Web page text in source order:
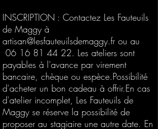
INSCRIPTION : Contactez Les Fauteuils
de Maggy à
artisan@lesfauteuilsdemaggy.fr ou au
06 16 81 44 22. Les ateliers sont
payables à l'avance par virement
bancaire, chèque ou espèce.Possibilité
d'acheter un bon cadeau à offrir.En cas
d'atelier incomplet, Les Fauteuils de
Maggy se réserve la possibilité de
proposer au stagiaire une autre date. En